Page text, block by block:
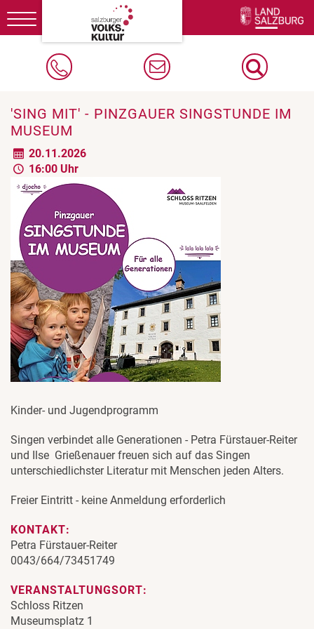
Toggle
navigation
'SING MIT' - PINZGAUER SINGSTUNDE IM
MUSEUM
20.11.2026
16:00 Uhr
Kinder- und Jugendprogramm
Singen verbindet alle Generationen - Petra Fürstauer-Reiter
und Ilse Grießenauer freuen sich auf das Singen
unterschiedlichster Literatur mit Menschen jeden Alters.
Freier Eintritt - keine Anmeldung erforderlich
KONTAKT:
Petra Fürstauer-Reiter
0043/664/73451749
VERANSTALTUNGSORT:
Schloss Ritzen
Museumsplatz 1